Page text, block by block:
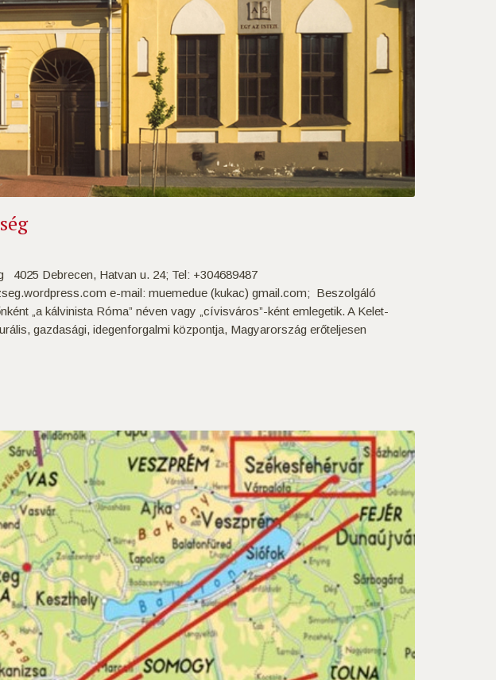
4025 Debrecen, Hatvan u. 24; Tel: +304689487
e-mail: muemedue (kukac) gmail.com; Beszolgáló
„a kálvinista Róma” néven vagy „cívisváros”-ként emlegetik. A Kelet-
gazdasági, idegenforgalmi központja, Magyarország erőteljesen